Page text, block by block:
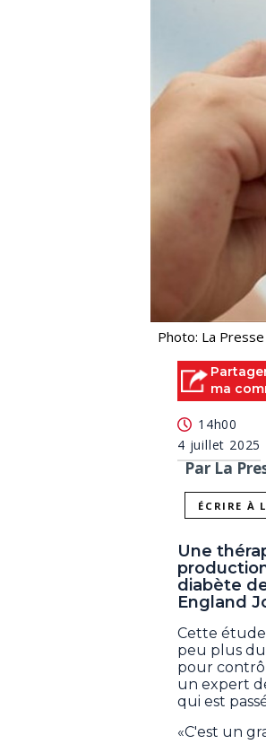
Photo: La
ma
14h00
4 juillet 2025
Par La
ÉCRIRE À
Une
diabète
England
Cette
peu plus
pour
un expert
qui est
«C'est un